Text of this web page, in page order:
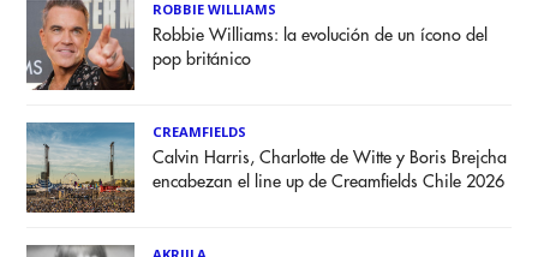
ROBBIE WILLIAMS
Robbie Williams: la evolución de un ícono del
pop británico
CREAMFIELDS
Calvin Harris, Charlotte de Witte y Boris Brejcha
encabezan el line up de Creamfields Chile 2026